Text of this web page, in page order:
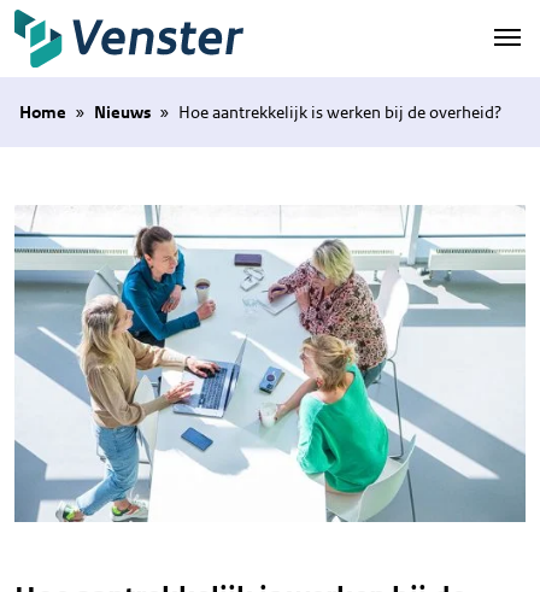
Naar hoofdinhoud
Home » Nieuws » Hoe aantrekkelijk is werken bij de overheid?